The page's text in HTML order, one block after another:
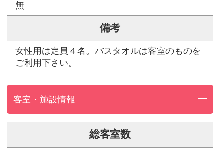
無
備考
女性用は定員４名。バスタオルは客室のものを
ご利用下さい。
客室・施設情報
総客室数